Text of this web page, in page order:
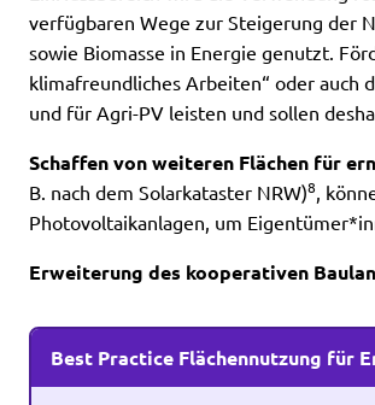
verfügbaren Wege zur Steigerung der
sowie Biomasse in Energie genutzt.
klimafreundliches Arbeiten“ oder auch
und für Agri-PV leisten und sollen
Schaffen von weiteren Flächen für
B. nach dem Solarkataster NRW)8,
Photovoltaikanlagen, um
Erweiterung des kooperativen
Best Practice Flächennutzung für